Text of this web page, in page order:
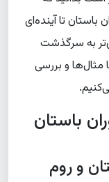
تا آینده‌ای
به سرگذشت
و بررسی
باستان
و روم